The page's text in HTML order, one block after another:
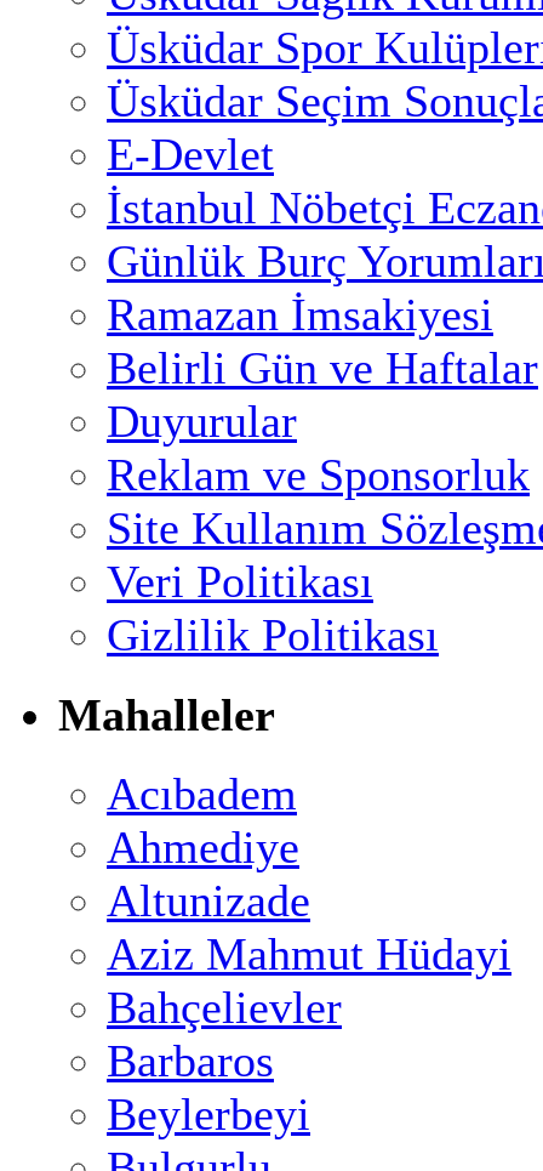
Üsküdar Spor
Üsküdar Seçim
E-Devlet
İstanbul Nöbetçi
Günlük Burç
Ramazan İmsakiyesi
Belirli Gün ve Haftalar
Duyurular
Reklam ve Sponsorluk
Site Kullanım
Veri Politikası
Gizlilik Politikası
Mahalleler
Acıbadem
Ahmediye
Altunizade
Aziz Mahmut Hüdayi
Bahçelievler
Barbaros
Beylerbeyi